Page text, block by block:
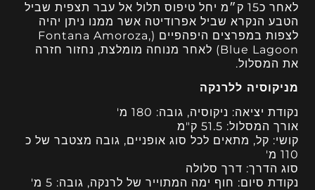
לאחר כ15 ק״מ יחל טיפוס תלול אל עבר תצפית שביל
הטבע הנקרא שביל אפרודיטה אשר ממנו ניתן יהיה
לצפות במפרצים היפהפיים (Fontana Amoroza,
Blue Lagoon) לאחר מנוחה מומלצת, נחזור חזרה
את המסלול.
מניקוסיה ללרנקה
נקודת יציאה: ניקוסיה, גובה: 180 מ'
אורך המסלול: 51.5
ק"מ
קושי: קל, מתאים לכל סוג אופניים, גובה מצטבר של כ
110 מ'
סוג הדרך: דרך סלולה
נקודת סיום: חוף ימה המתוייר של לרנקה, גובה: 5 מ'